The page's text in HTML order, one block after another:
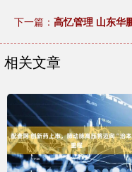
下一篇： 高忆管理 山东华
相关文章